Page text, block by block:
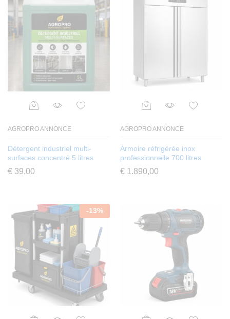
AGROPRO ANNONCE
Détergent industriel multi-
surfaces concentré 5 litres
€ 39,00
AGROPRO ANNONCE
Armoire réfrigérée inox
professionnelle 700 litres
€ 1.890,00
-13%